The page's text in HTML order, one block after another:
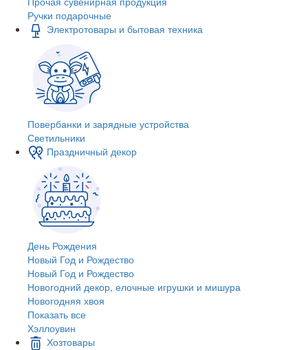
Ручки подарочные
Электротовары и бытовая техника
Повербанки и зарядные устройства
Светильники
Праздничный декор
День Рождения
Новый Год и Рождество
Новый Год и Рождество
Новогодний декор, елочные игрушки и мишура
Новогодняя хвоя
Показать все
Хэллоувин
Хозтовары